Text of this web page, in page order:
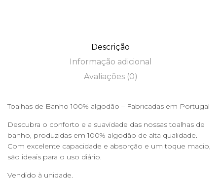
Descrição
Informação adicional
Avaliações (0)
Toalhas de Banho 100% algodão – Fabricadas em Portugal
Descubra o conforto e a suavidade das nossas toalhas de
banho, produzidas em 100% algodão de alta qualidade.
Com excelente capacidade e absorção e um toque macio,
são ideais para o uso diário.
Vendido à unidade.